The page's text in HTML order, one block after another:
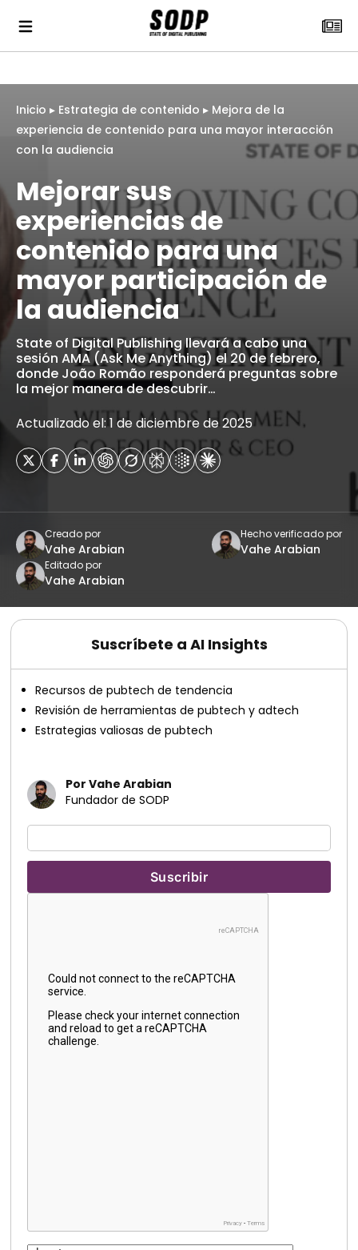
Inicio ▸ Estrategia de contenido ▸ Mejora de la
experiencia de contenido para una mayor interacción
con la audiencia
Mejorar sus
experiencias de
contenido para una
mayor participación de
la audiencia
State of Digital Publishing llevará a cabo una
sesión AMA (Ask Me Anything) el 20 de febrero,
donde João Romão responderá preguntas sobre
la mejor manera de descubrir…
Actualizado el: 1 de diciembre de 2025
Creado por
Vahe Arabian
Hecho verificado por
Vahe Arabian
Editado por
Vahe Arabian
Suscríbete a AI Insights
Recursos de pubtech de tendencia
Revisión de herramientas de pubtech y adtech
Estrategias valiosas de pubtech
Por Vahe Arabian
Fundador de SODP